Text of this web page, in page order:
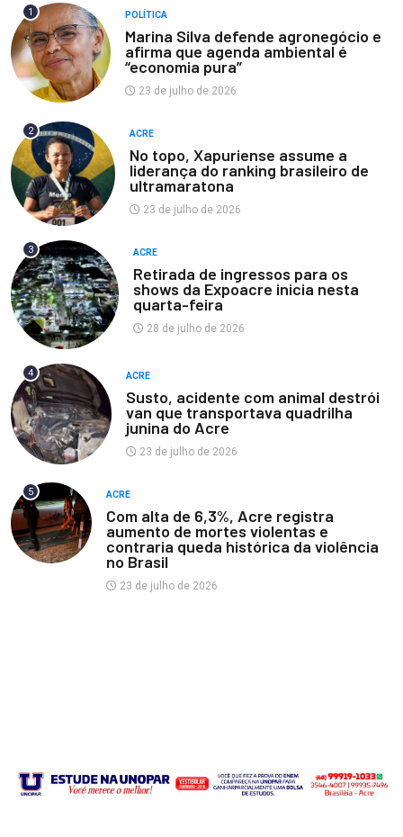
1 POLÍTICA
Marina Silva defende agronegócio e
afirma que agenda ambiental é
“economia pura”
23 de julho de 2026
2 ACRE
No topo, Xapuriense assume a
liderança do ranking brasileiro de
ultramaratona
23 de julho de 2026
3 ACRE
Retirada de ingressos para os
shows da Expoacre inicia nesta
quarta-feira
28 de julho de 2026
4 ACRE
Susto, acidente com animal destrói
van que transportava quadrilha
junina do Acre
23 de julho de 2026
5 ACRE
Com alta de 6,3%, Acre registra
aumento de mortes violentas e
contraria queda histórica da violência
no Brasil
23 de julho de 2026